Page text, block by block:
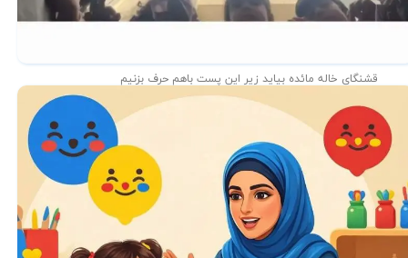
قشنگای خاله مائده بیاید زیر این پست باهم حرف بزنیم